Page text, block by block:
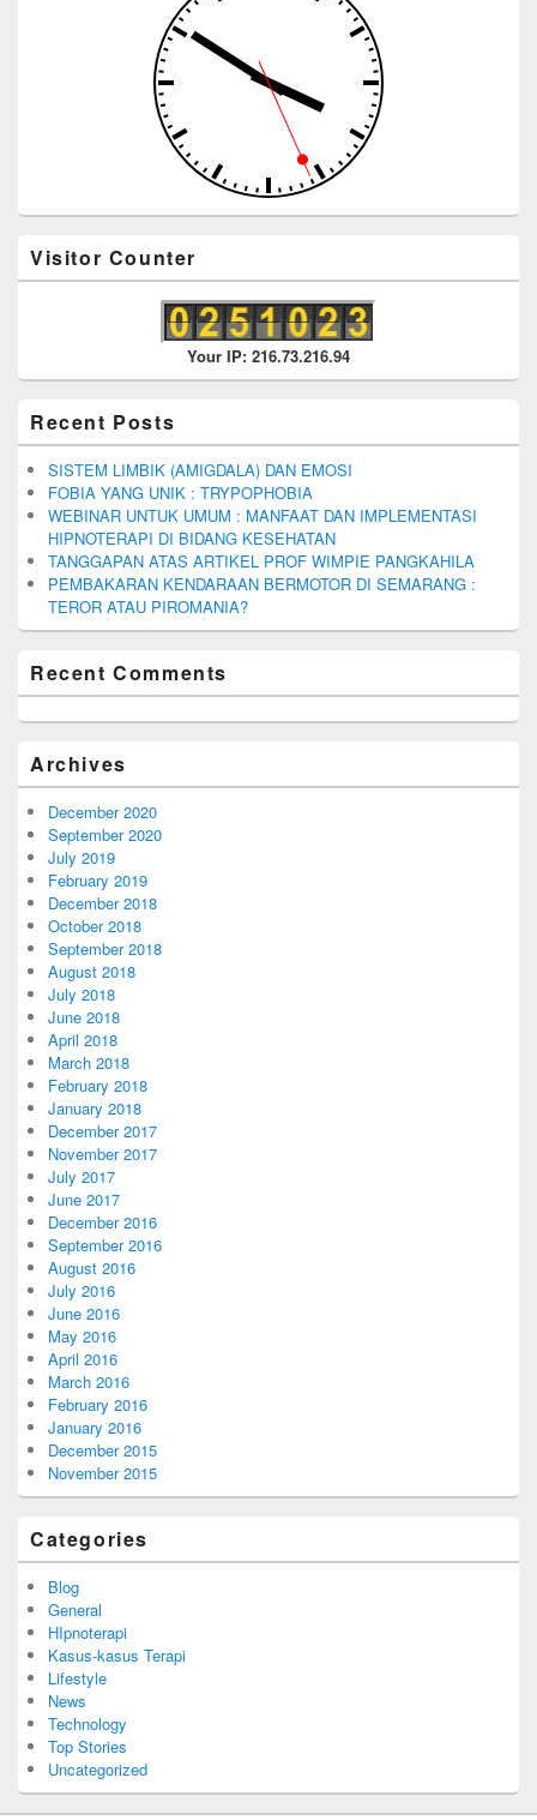
Visitor Counter
Your IP: 216.73.216.94
Recent Posts
SISTEM LIMBIK (AMIGDALA) DAN EMOSI
FOBIA YANG UNIK : TRYPOPHOBIA
WEBINAR UNTUK UMUM : MANFAAT DAN IMPLEMENTASI
HIPNOTERAPI DI BIDANG KESEHATAN
TANGGAPAN ATAS ARTIKEL PROF WIMPIE PANGKAHILA
PEMBAKARAN KENDARAAN BERMOTOR DI SEMARANG :
TEROR ATAU PIROMANIA?
Recent Comments
Archives
December 2020
September 2020
July 2019
February 2019
December 2018
October 2018
September 2018
August 2018
July 2018
June 2018
April 2018
March 2018
February 2018
January 2018
December 2017
November 2017
July 2017
June 2017
December 2016
September 2016
August 2016
July 2016
June 2016
May 2016
April 2016
March 2016
February 2016
January 2016
December 2015
November 2015
Categories
Blog
General
HIpnoterapi
Kasus-kasus Terapi
Lifestyle
News
Technology
Top Stories
Uncategorized